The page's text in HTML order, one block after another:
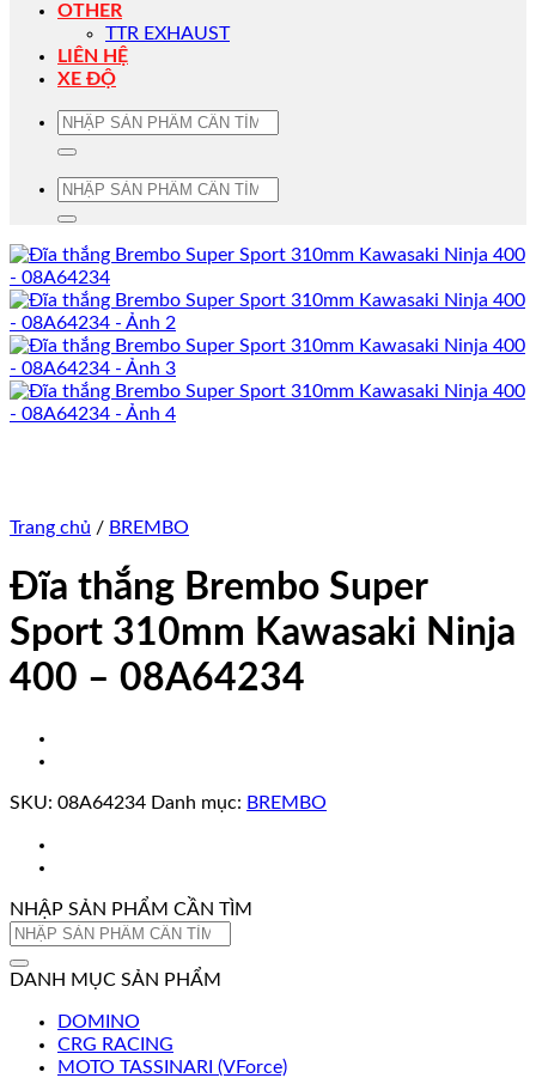
OTHER
TTR EXHAUST
LIÊN HỆ
XE ĐỘ
Tìm
Tìm
Trang chủ / BREMBO
Đĩa thắng Brembo Super
Sport 310mm Kawasaki Ninja
400 – 08A64234
SKU: 08A64234 Danh mục: BREMBO
NHẬP SẢN PHẨM CẦN TÌM
Tìm
DANH MỤC SẢN PHẨM
DOMINO
CRG RACING
MOTO TASSINARI (VForce)